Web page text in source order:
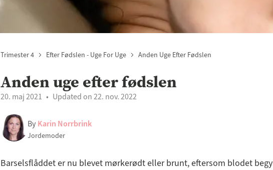
Trimester 4 Efter Fødslen - Uge For Uge Anden Uge Efter Fødslen
Anden uge efter fødslen
20. maj 2021 Updated on 22. nov. 2022
By Karin Norrbrink
Jordemoder
Barselsflåddet er nu blevet mørkerødt eller brunt, eftersom blodet